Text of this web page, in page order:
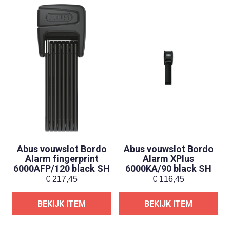
Abus vouwslot Bordo
Alarm fingerprint
6000AFP/120 black SH
€ 217,45
BEKIJK ITEM
Abus vouwslot Bordo
Alarm XPlus
6000KA/90 black SH
€ 116,45
BEKIJK ITEM